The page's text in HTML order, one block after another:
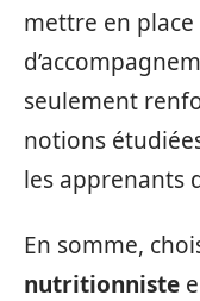
mettre en
seulement
notions
les apprenants
En somme,
nutritionniste